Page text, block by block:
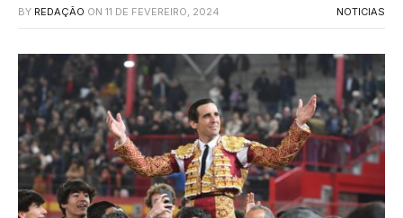
BY REDAÇÃO ON 11 DE FEVEREIRO, 2024 NOTICIAS